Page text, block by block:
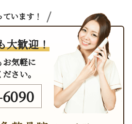
います！
大歓迎！
気軽に
さい。